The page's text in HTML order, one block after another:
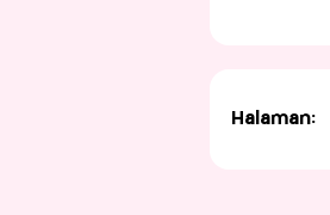
Halaman: